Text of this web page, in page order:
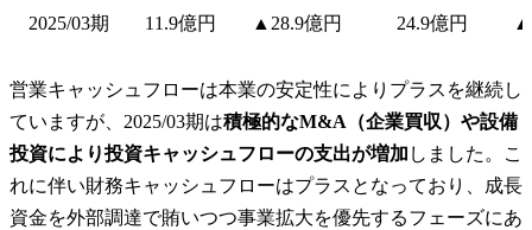
2025/03期 11.9億円 ▲28.9億円 24.9億円
営業キャッシュフローは本業の安定性によりプラスを継続し
ていますが、2025/03期は積極的なM&A（企業買収）や設備
投資により投資キャッシュフローの支出が増加 しました。こ
れに伴い財務キャッシュフローはプラスとなっており、成長
資金を外部調達で賄いつつ事業拡大を優先するフェーズにあ